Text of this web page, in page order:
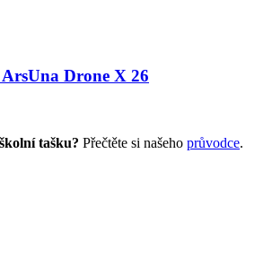
Drone X 26
tašku? Přečtěte si našeho průvodce.